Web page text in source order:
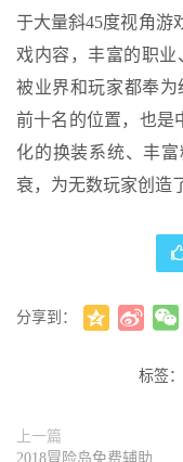
于大量斜45度视角游
戏内容，丰富的职业
被业界和玩家都奉为
前十名的位置，也是
化的换装系统、丰
衰，为无数玩家创造
分享到：
标签：
上一篇
2018冒险岛免费辅助